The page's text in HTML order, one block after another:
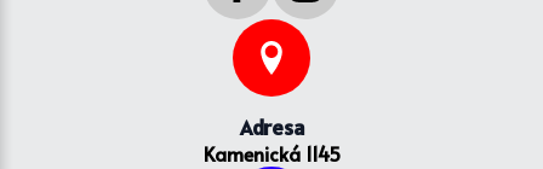
Adresa
Kamenická 1145